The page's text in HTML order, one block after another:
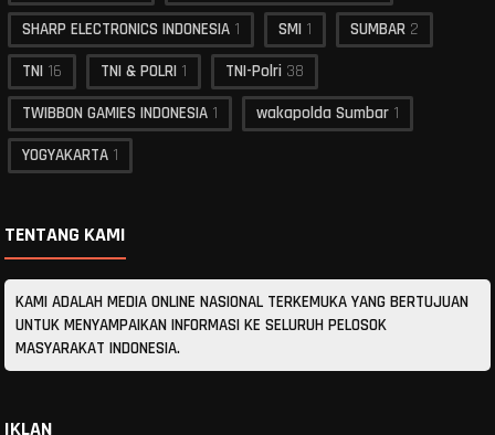
SHARP ELECTRONICS INDONESIA 1 SMI 1 SUMBAR 2
TNI 16 TNI & POLRI 1 TNI-Polri 38
TWIBBON GAMIES INDONESIA 1 wakapolda Sumbar 1
YOGYAKARTA 1
TENTANG KAMI
KAMI ADALAH MEDIA ONLINE NASIONAL TERKEMUKA YANG BERTUJUAN
UNTUK MENYAMPAIKAN INFORMASI KE SELURUH PELOSOK
MASYARAKAT INDONESIA.
IKLAN